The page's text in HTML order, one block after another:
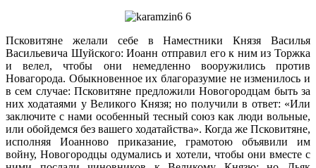
Псковитяне желали себе в Наместники Князя Василья
Васильевича Шуйского: Иоанн отправил его к ним из Торжка
и велел, чтобы они немедленно вооружились против
Новагорода. Обыкновенное их благоразумие не изменилось и
в сем случае: Псковитяне предложили Новогородцам быть за
них ходатаями у Великого Князя; но получили в ответ: «Или
заключите с нами особенный тесный союз как люди вольные,
или обойдемся без вашего ходатайства». Когда же Псковитяне,
исполняя Иоанново приказание, грамотою объявили им
войну, Новогородцы одумались и хотели, чтобы они вместе с